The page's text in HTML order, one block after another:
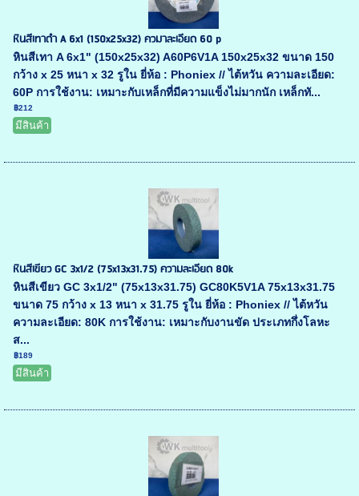
หินสีเทาดำ A 6x1 (150x25x32) ควมาละเอียด 60 p
หินสีเทา A 6x1" (150x25x32) A60P6V1A 150x25x32 ขนาด 150
กว้าง x 25 หนา x 32 รูใน ยี่ห้อ : Phoniex // ไต้หวัน ความละเอียด:
60P การใช้งาน: เหมาะกับเหล็กที่มีความแข็งไม่มากนัก เหล็กทั...
฿212
มีสินค้า
หินสีเขียว GC 3x1/2 (75x13x31.75) ความละเอียด 80k
หินสีเขียว GC 3x1/2" (75x13x31.75) GC80K5V1A 75x13x31.75
ขนาด 75 กว้าง x 13 หนา x 31.75 รูใน ยี่ห้อ : Phoniex // ไต้หวัน
ความละเอียด: 80K การใช้งาน: เหมาะกับงานขัด ประเภทกึ่งโลหะ
ส...
฿189
มีสินค้า